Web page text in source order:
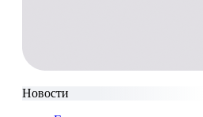
Новости